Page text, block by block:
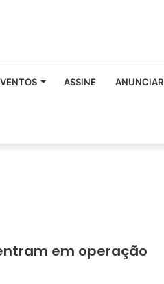
ASSINE ANUNCIAR
em operação